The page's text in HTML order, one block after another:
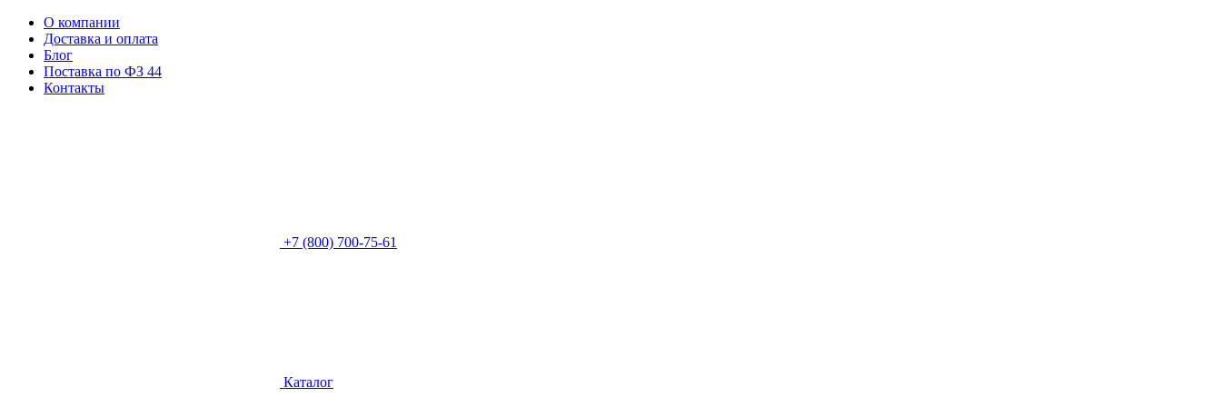
О компании
Доставка и оплата
Блог
Поставка по ФЗ 44
Контакты
+7 (800) 700-75-61
Каталог